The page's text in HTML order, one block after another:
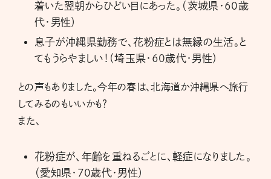
着いた翌朝からひどい目にあった。（茨城県・60歳
代・男性）
息子が沖縄県勤務で、花粉症とは無縁の生活。と
てもうらやましい！（埼玉県・60歳代・男性）
との声もありました。今年の春は、北海道か沖縄県へ旅行
してみるのもいいかも？
また、
花粉症が、年齢を重ねるごとに、軽症になりました。
（愛知県・70歳代・男性）